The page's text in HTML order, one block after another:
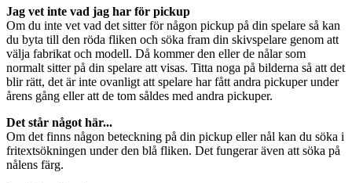
Jag vet inte vad jag har för pickup
Om du inte vet vad det sitter för någon pickup på din spelare så kan
du byta till den röda fliken och söka fram din skivspelare genom att
välja fabrikat och modell. Då kommer den eller de nålar som
normalt sitter på din spelare att visas. Titta noga på bilderna så att det
blir rätt, det är inte ovanligt att spelare har fått andra pickuper under
årens gång eller att de tom såldes med andra pickuper.
Det står något här...
Om det finns någon beteckning på din pickup eller nål kan du söka i
fritextsökningen under den blå fliken. Det fungerar även att söka på
nålens färg.